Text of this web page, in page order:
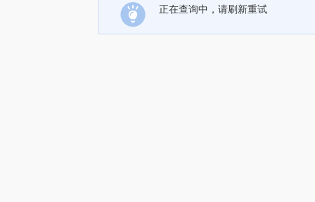
正在查询中，请刷新重试